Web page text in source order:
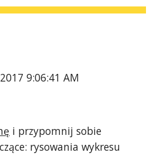
9:06:41 AM
i przypomnij sobie
rysowania wykresu